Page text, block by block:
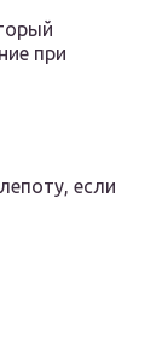
при
если